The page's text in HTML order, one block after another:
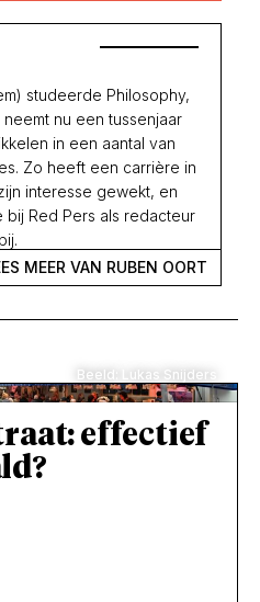
studeerde Philosophy,
nu een tussenjaar
in een aantal van
Zo heeft een carrière in
interesse gewekt, en
bij Red Pers als redacteur
MEER VAN RUBEN OORT
Beeld: Lukas Snijders
effectief